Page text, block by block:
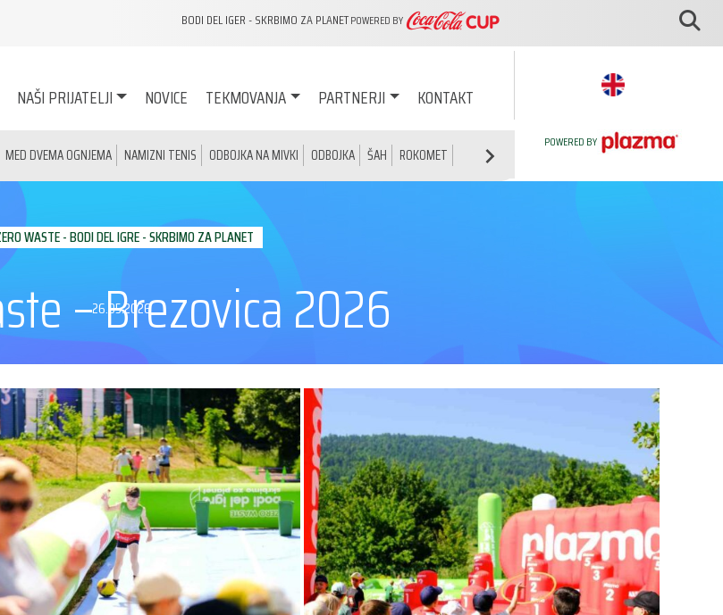
BODI DEL IGER - SKRBIMO ZA PLANETPOWERED BY
NAŠI PRIJATELJI NOVICE TEKMOVANJA PARTNERJI KONTAKT
MED DVEMA OGNJEMA NAMIZNI TENIS ODBOJKA NA MIVKI ODBOJKA ŠAH ROKOMET TENIS
POWERED BY
WASTE - BODI DEL IGRE - SKRBIMO ZA PLANET
– Brezovica 2026
26.05.2026.